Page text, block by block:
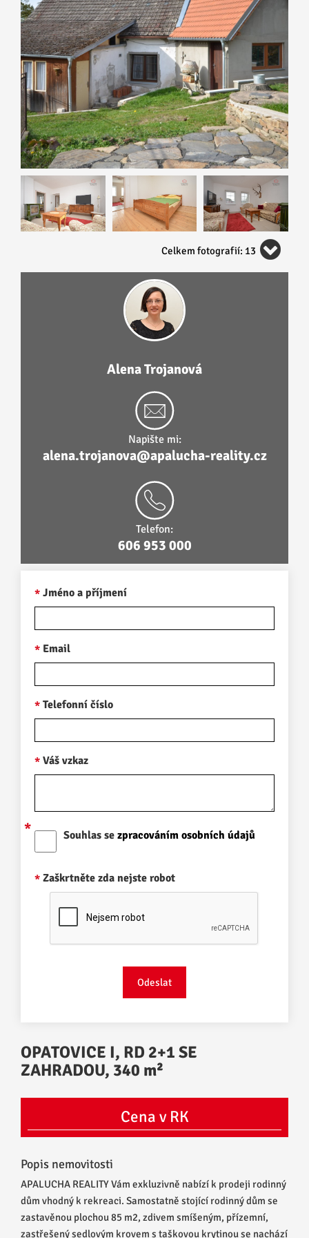
Celkem fotografií: 13
Alena Trojanová
Napište mi:
alena.trojanova@apalucha-reality.cz
Telefon:
606 953 000
Jméno a příjmení
Email
Telefonní číslo
Váš vzkaz
Souhlas se zpracováním osobních údajů
Zaškrtněte zda nejste robot
OPATOVICE I, RD 2+1 SE
ZAHRADOU, 340 m²
Cena v RK
Popis nemovitosti
APALUCHA REALITY Vám exkluzivně nabízí k prodeji rodinný
dům vhodný k rekreaci. Samostatně stojící rodinný dům se
zastavěnou plochou 85 m2, zdivem smíšeným, přízemní,
zastřešený sedlovým krovem s taškovou krytinou se nachází